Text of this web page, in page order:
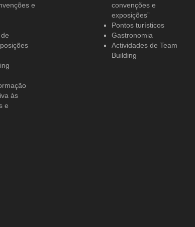
e
às
e
convenções e
exposições”
Pontos turísticos
Gastronomia
Actividades de Team
Building